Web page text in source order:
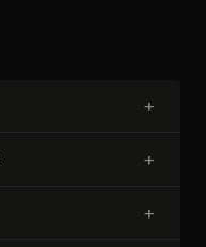
+
+
+